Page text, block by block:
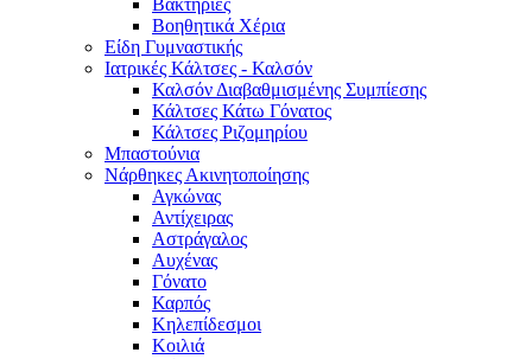
Βακτηρίες
Βοηθητικά Χέρια
Είδη Γυμναστικής
Ιατρικές Κάλτσες - Καλσόν
Καλσόν Διαβαθμισμένης Συμπίεσης
Κάλτσες Κάτω Γόνατος
Κάλτσες Ριζομηρίου
Μπαστούνια
Νάρθηκες Ακινητοποίησης
Αγκώνας
Αντίχειρας
Αστράγαλος
Αυχένας
Γόνατο
Καρπός
Κηλεπίδεσμοι
Κοιλιά